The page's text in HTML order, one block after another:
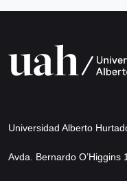
Universidad Alberto
Avda. Bernardo O’Higgins